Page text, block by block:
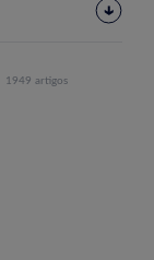
1949 artigos